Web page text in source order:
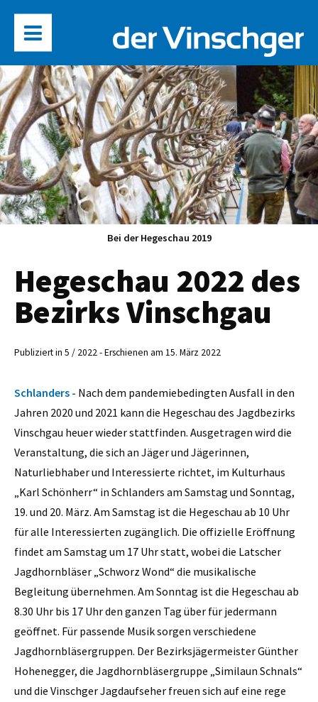
Bei der Hegeschau 2019
Hegeschau 2022 des
Bezirks Vinschgau
Publiziert in 5 / 2022 - Erschienen am 15. März 2022
Schlanders - Nach dem pandemiebedingten Ausfall in den
Jahren 2020 und 2021 kann die Hegeschau des Jagdbezirks
Vinschgau heuer wieder stattfinden. Ausgetragen wird die
Veranstaltung, die sich an Jäger und Jägerinnen,
Naturliebhaber und Interessierte richtet, im Kulturhaus
„Karl Schönherr“ in Schlanders am Samstag und Sonntag,
19. und 20. März. Am Samstag ist die Hegeschau ab 10 Uhr
für alle Interessierten zugänglich. Die offizielle Eröffnung
findet am Samstag um 17 Uhr statt, wobei die Latscher
Jagdhornbläser „Schworz Wond“ die musikalische
Begleitung übernehmen. Am Sonntag ist die Hegeschau ab
8.30 Uhr bis 17 Uhr den ganzen Tag über für jedermann
geöffnet. Für passende Musik sorgen verschiedene
Jagdhornbläsergruppen. Der Bezirksjägermeister Günther
Hohenegger, die Jagdhornbläsergruppe „Similaun Schnals“
und die Vinschger Jagdaufseher freuen sich auf eine rege